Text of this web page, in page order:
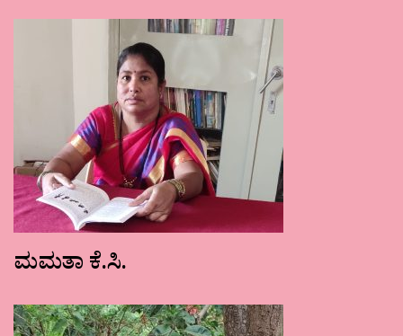
ಮಮತಾ ಕೆ.ಸಿ.